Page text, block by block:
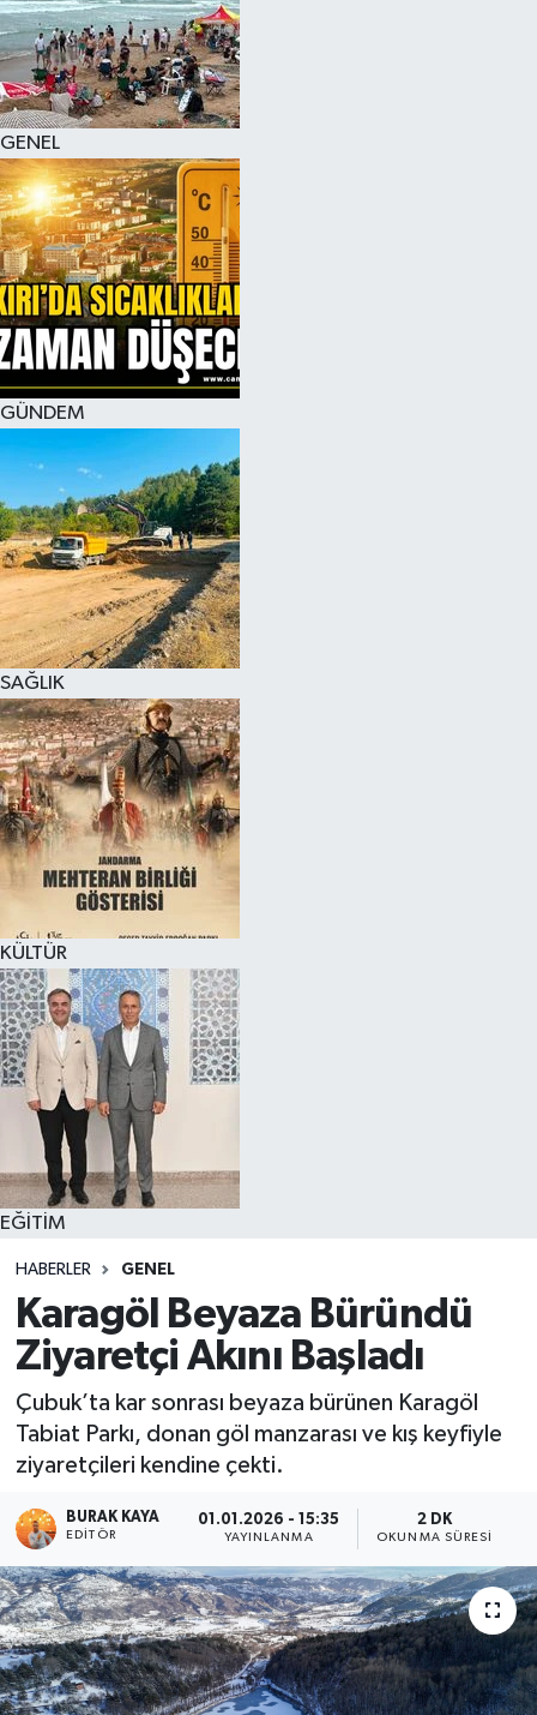
GENEL
GÜNDEM
SAĞLIK
KÜLTÜR
EĞİTİM
HABERLER GENEL
Karagöl Beyaza Büründü
Ziyaretçi Akını Başladı
Çubuk’ta kar sonrası beyaza bürünen Karagöl
Tabiat Parkı, donan göl manzarası ve kış keyfiyle
ziyaretçileri kendine çekti.
BURAK KAYA
EDITÖR
01.01.2026 - 15:35
YAYINLANMA
2 DK
OKUNMA SÜRESI
KÜLTÜR SANAT
MAGAZİN
SAĞLIK
SİYASET
SPOR
TEKNOLOJİ
VİZYONDAKİLER
YAŞAM